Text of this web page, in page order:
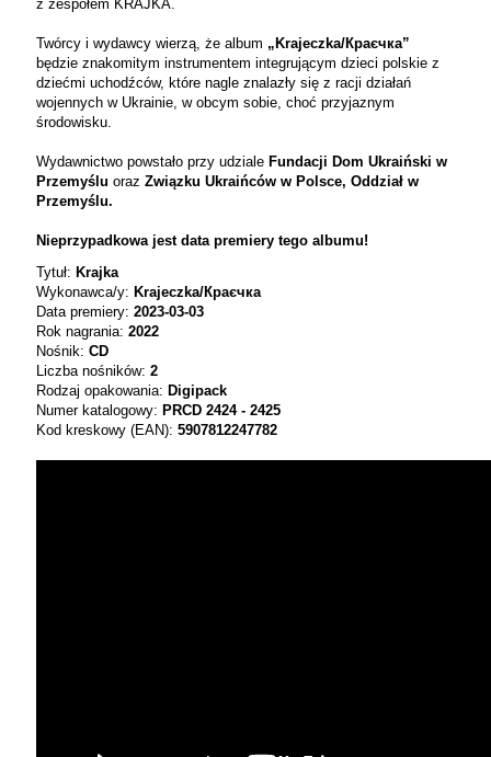
z zespołem KRAJKA.
Twórcy i wydawcy wierzą, że album „Krajeczka/Краєчка”
będzie znakomitym instrumentem integrującym dzieci polskie z
dziećmi uchodźców, które nagle znalazły się z racji działań
wojennych w Ukrainie, w obcym sobie, choć przyjaznym
środowisku.
Wydawnictwo powstało przy udziale Fundacji Dom Ukraiński w
Przemyślu oraz Związku Ukraińców w Polsce, Oddział w
Przemyślu.
Nieprzypadkowa jest data premiery tego albumu!
Tytuł: Krajka
Wykonawca/y: Krajeczka/Краєчка
Data premiery: 2023-03-03
Rok nagrania: 2022
Nośnik: CD
Liczba nośników: 2
Rodzaj opakowania: Digipack
Numer katalogowy: PRCD 2424 - 2425
Kod kreskowy (EAN): 5907812247782